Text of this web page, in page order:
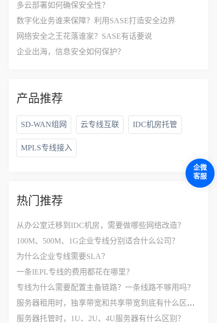
多云部署如何确保安全性？
数字化业务谁来保障？利用SASE打造安全边界
网络安全之王花落谁家？SASE有话要说
企业出海，信息安全如何保护？
产品推荐
SD-WAN组网 云专线互联 IDC机房托管
MPLS专线接入
热门推荐
从办公室迁移到IDC机房，需要做哪些网络改造？
100M、500M、1G企业专线分别适合什么公司？
为什么企业专线需要SLA？
一条IEPL专线的费用都花在哪里？
专线为什么需要配置主备链路？一条线路不够用吗？
服务器租用时，独享带宽和共享带宽到底有什么区别？
服务器托管时，1U、2U、4U服务器有什么区别？
企微
客服